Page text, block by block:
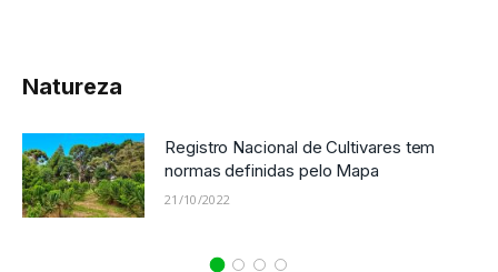
Natureza
Registro Nacional de Cultivares tem
normas definidas pelo Mapa
21/10/2022